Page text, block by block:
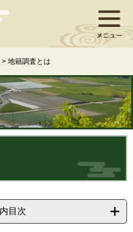
> 地籍調査とは
目次